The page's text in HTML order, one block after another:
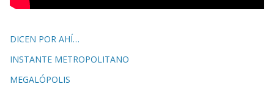
DICEN POR AHÍ…
INSTANTE METROPOLITANO
MEGALÓPOLIS